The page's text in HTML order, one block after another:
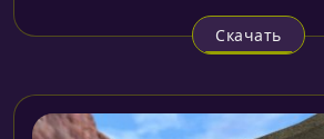
Скачать